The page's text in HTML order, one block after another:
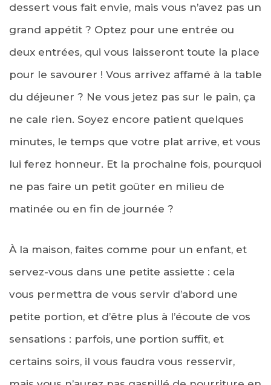
dessert vous fait envie, mais vous n’avez pas un
grand appétit ? Optez pour une entrée ou
deux entrées, qui vous laisseront toute la place
pour le savourer ! Vous arrivez affamé à la table
du déjeuner ? Ne vous jetez pas sur le pain, ça
ne cale rien. Soyez encore patient quelques
minutes, le temps que votre plat arrive, et vous
lui ferez honneur. Et la prochaine fois, pourquoi
ne pas faire un petit goûter en milieu de
matinée ou en fin de journée ?
À la maison, faites comme pour un enfant, et
servez-vous dans une petite assiette : cela
vous permettra de vous servir d’abord une
petite portion, et d’être plus à l’écoute de vos
sensations : parfois, une portion suffit, et
certains soirs, il vous faudra vous resservir,